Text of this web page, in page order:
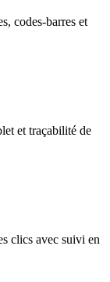
codes-barres et
et traçabilité de
clics avec suivi en